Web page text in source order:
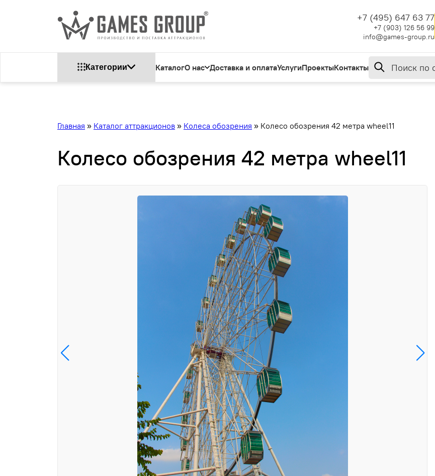
+7 (495) 647 63 77
+7 (903) 126 56 99
info@games-group.ru
Категории КаталогО нас Доставка и оплатаУслугиПроектыКонтакты
Главная » Каталог аттракционов » Колеса обозрения » Колесо обозрения 42 метра wheel11
Колесо обозрения 42 метра wheel11